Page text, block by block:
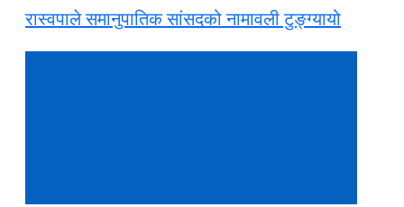
रास्वपाले समानुपातिक सांसदको नामावली टुङ्ग्यायो